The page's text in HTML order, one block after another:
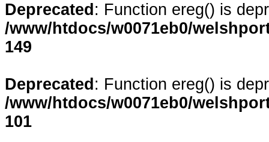
Deprecated : Function ereg() is
/www/htdocs/w0071eb0/
149
Deprecated : Function ereg() is
/www/htdocs/w0071eb0/
101